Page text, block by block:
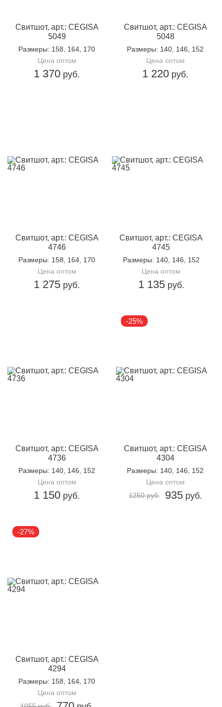
внизу изделия - тканевая лейба с надписью« CEGISA»
Свитшот, арт.: CEGISA
5049
Размеры: 158, 164, 170
Цена оптом
1 370 руб.
Свитшот, арт.: CEGISA
5048
Размеры: 140, 146, 152
Цена оптом
1 220 руб.
Свитшот, арт.: CEGISA
4746
Размеры: 158, 164, 170
Цена оптом
1 275 руб.
Свитшот, арт.: CEGISA
4745
Размеры: 140, 146, 152
Цена оптом
1 135руб.
Свитшот, арт.: CEGISA
4736
Размеры: 140, 146, 152
Цена оптом
1 150 руб.
-25%
Свитшот, арт.: CEGISA
4304
Размеры: 140, 146, 152
Цена оптом
1250 руб.
935руб.
-27%
Свитшот, арт.: CEGISA
4294
Размеры: 158, 164, 170
Цена оптом